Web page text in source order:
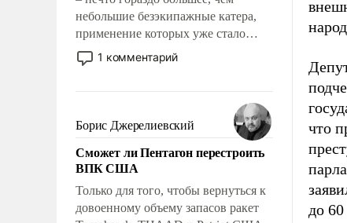
небольшие безэкипажные катера,
применение которых уже стало
обыденностью. Задача по созданию
такого корабля очень сложна и
реализация радикально поднимет
наши боевые возможности.
1 комментарий
Борис Джерелиевский
Сможет ли Пентагон перестроить
ВПК США
Только для того, чтобы вернуться к
довоенному объему запасов ракет
что
до